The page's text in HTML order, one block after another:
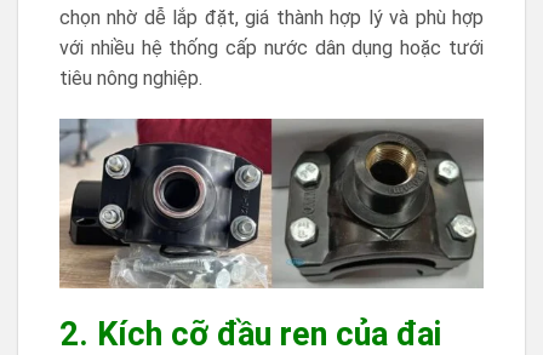
chọn nhờ dễ lắp đặt, giá thành hợp lý và phù hợp
với nhiều hệ thống cấp nước dân dụng hoặc tưới
tiêu nông nghiệp.
2. Kích cỡ đầu ren của đai